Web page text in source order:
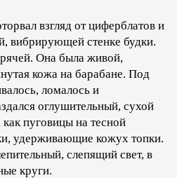
взгляд от циферблатов и
вибрирующей стенке будки.
Она была живой,
кожа на барабане. Под
ломалось и
оглушительный, сухой
пуговицы на тесной
удерживающие кожух топки.
слепящий свет, в
круги.